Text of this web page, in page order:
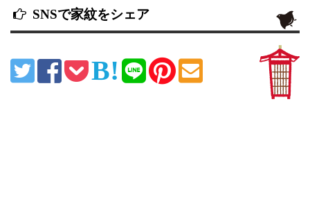
SNSで家紋をシェア